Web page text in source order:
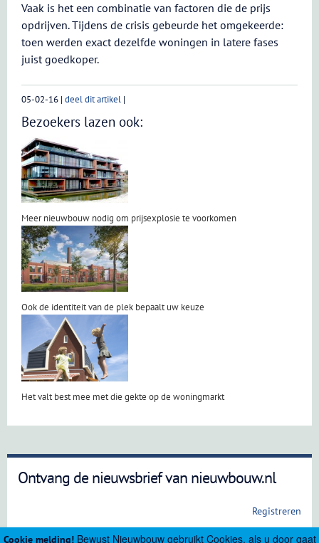
Cookie melding!Bewust Nieuwbouw gebruikt Cookies, als u door gaat
Vaak is het een combinatie van factoren die de prijs
opdrijven. Tijdens de crisis gebeurde het omgekeerde:
toen werden exact dezelfde woningen in latere fases
juist goedkoper.
05-02-16 | deel dit artikel |
Bezoekers lazen ook:
Meer nieuwbouw nodig om prijsexplosie te voorkomen
Ook de identiteit van de plek bepaalt uw keuze
Het valt best mee met die gekte op de woningmarkt
Ontvang de nieuwsbrief van nieuwbouw.nl
Registreren